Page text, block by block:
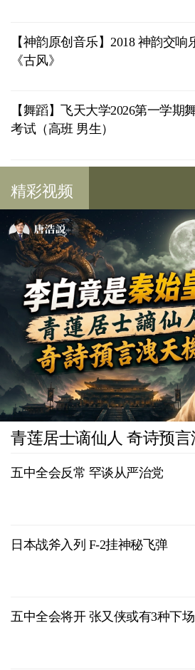
【神韵原创音乐】2018 神韵交响
《古风》
【舞蹈】飞天大学2026第一学期
考试（高班 男生）
精彩视频
青莲居士谪仙人 奇诗预言
五中全会反常 罕谈从严治党
日本战斧入列 F-2挂神秘飞弹
五中全会将开 张又侠或有3种下场